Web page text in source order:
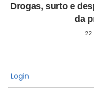
Drogas, surto e
da
22
Login